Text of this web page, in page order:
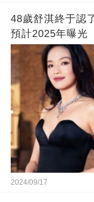
48歲舒淇終于認
預計2025年曝光
2024/09/17